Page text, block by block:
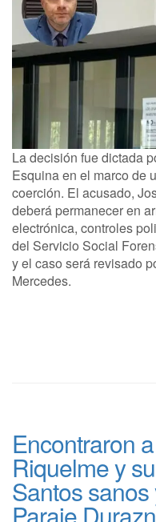
La decisión fue dictada
Esquina en el marco de
coerción. El acusado,
deberá permanecer en
electrónica, controles
del Servicio Social
y el caso será revisado
Mercedes.
Encontraron
Riquelme y
Santos